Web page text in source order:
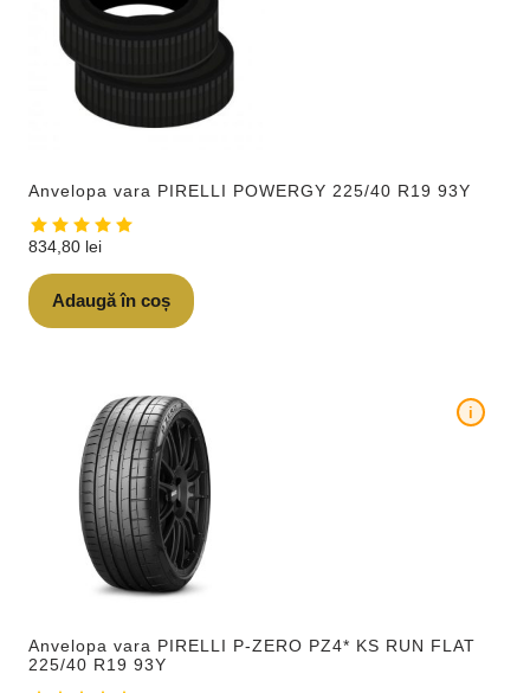
Anvelopa vara PIRELLI POWERGY 225/40 R19 93Y
834,80 lei
Adaugă în coș
Anvelopa vara PIRELLI P-ZERO PZ4* KS RUN FLAT
225/40 R19 93Y
i